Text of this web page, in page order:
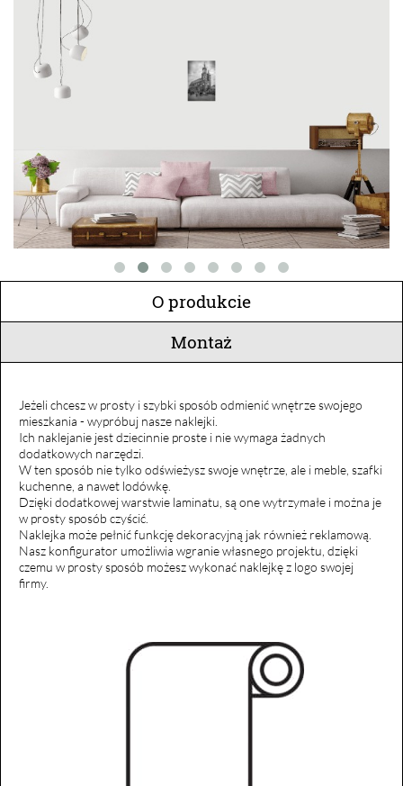
O produkcie
Montaż
Jeżeli chcesz w prosty i szybki sposób odmienić wnętrze swojego
mieszkania - wypróbuj nasze naklejki.
Ich naklejanie jest dziecinnie proste i nie wymaga żadnych
dodatkowych narzędzi.
W ten sposób nie tylko odświeżysz swoje wnętrze, ale i meble, szafki
kuchenne, a nawet lodówkę.
Dzięki dodatkowej warstwie laminatu, są one wytrzymałe i można je
w prosty sposób czyścić.
Naklejka może pełnić funkcję dekoracyjną jak również reklamową.
Nasz konfigurator umożliwia wgranie własnego projektu, dzięki
czemu w prosty sposób możesz wykonać naklejkę z logo swojej
firmy.